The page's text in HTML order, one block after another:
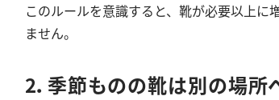
このルールを意識すると、靴が必要以上
ません。
2．季節ものの靴は別の場所